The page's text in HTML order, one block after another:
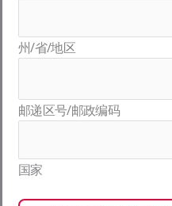
州/省/地区
邮递区号/邮政编码
国家